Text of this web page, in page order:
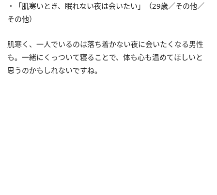
・「肌寒いとき、眠れない夜は会いたい」（29歳／その他／
その他）
肌寒く、一人でいるのは落ち着かない夜に会いたくなる男性
も。一緒にくっついて寝ることで、体も心も温めてほしいと
思うのかもしれないですね。